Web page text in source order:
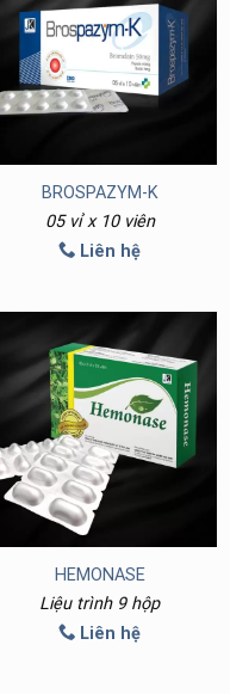
BROSPAZYM-K
05 vỉ x 10 viên
Liên hệ
HEMONASE
Liệu trình 9 hộp
Liên hệ